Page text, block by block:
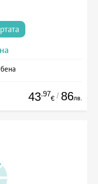
43.97
€ / 86лв.